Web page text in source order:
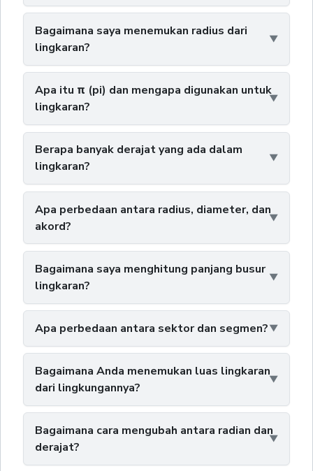
Bagaimana saya menemukan radius dari
lingkaran?
Apa itu π (pi) dan mengapa digunakan untuk
lingkaran?
Berapa banyak derajat yang ada dalam
lingkaran?
Apa perbedaan antara radius, diameter, dan
akord?
Bagaimana saya menghitung panjang busur
lingkaran?
Apa perbedaan antara sektor dan segmen?
Bagaimana Anda menemukan luas lingkaran
dari lingkungannya?
Bagaimana cara mengubah antara radian dan
derajat?